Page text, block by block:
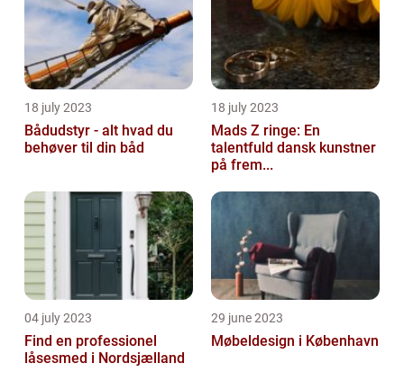
18 july 2023
Bådudstyr - alt hvad du
behøver til din båd
18 july 2023
Mads Z ringe: En
talentfuld dansk kunstner
på frem...
04 july 2023
Find en professionel
låsesmed i Nordsjælland
29 june 2023
Møbeldesign i København